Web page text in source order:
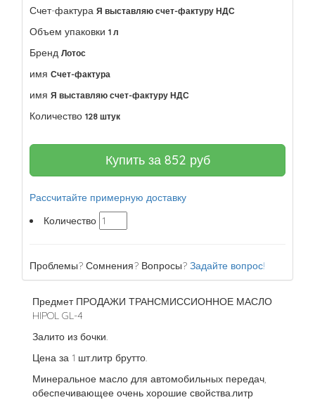
Счет-фактура Я выставляю счет-фактуру НДС
Объем упаковки 1 л
Бренд Лотос
имя Счет-фактура
имя Я выставляю счет-фактуру НДС
Количество 128 штук
Купить за 852 руб
Рассчитайте примерную доставку
Количество
Проблемы? Сомнения? Вопросы? Задайте вопрос!
Предмет ПРОДАЖИ ТРАНСМИССИОННОЕ МАСЛО
HIPOL GL-4
Залито из бочки.
Цена за 1 шт.литр брутто.
Минеральное масло для автомобильных передач,
обеспечивающее очень хорошие свойства.литр